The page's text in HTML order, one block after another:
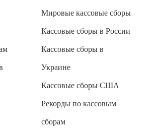
Мировые кассовые сборы
Кассовые сборы в России
Кассовые сборы в
Украине
Кассовые сборы США
Рекорды по кассовым
сборам